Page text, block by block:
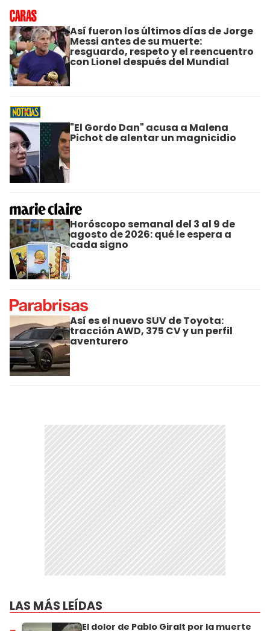
Así fueron los últimos días de Jorge
Messi antes de su muerte:
resguardo, respeto y el reencuentro
con Lionel después del Mundial
"El Gordo Dan" acusa a Malena
Pichot de alentar un magnicidio
Horóscopo semanal del 3 al 9 de
agosto de 2026: qué le espera a
cada signo
Así es el nuevo SUV de Toyota:
tracción AWD, 375 CV y un perfil
aventurero
LAS MÁS LEÍDAS
El dolor de Pablo Giralt por la muerte